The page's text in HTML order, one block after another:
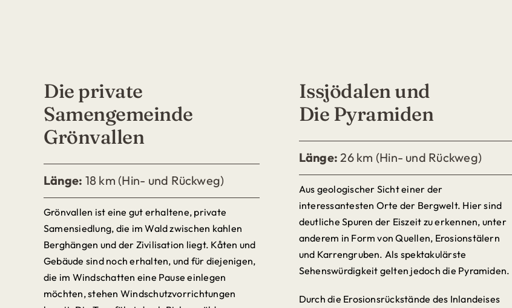
Die private
Samengemeinde
Grönvallen
Länge: 18 km (Hin- und Rückweg)
Grönvallen ist eine gut erhaltene, private
Samensiedlung, die im Wald zwischen kahlen
Berghängen und der Zivilisation liegt. Kåten und
Gebäude sind noch erhalten, und für diejenigen,
die im Windschatten eine Pause einlegen
möchten, stehen Windschutzvorrichtungen
Issjödalen und
Die Pyramiden
Länge: 26 km (Hin- und Rückweg)
Aus geologischer Sicht einer der
interessantesten Orte der Bergwelt. Hier sind
deutliche Spuren der Eiszeit zu erkennen, unter
anderem in Form von Quellen, Erosionstälern
und Karrengruben. Als spektakulärste
Sehenswürdigkeit gelten jedoch die Pyramiden.
Durch die Erosionsrückstände des Inlandeises